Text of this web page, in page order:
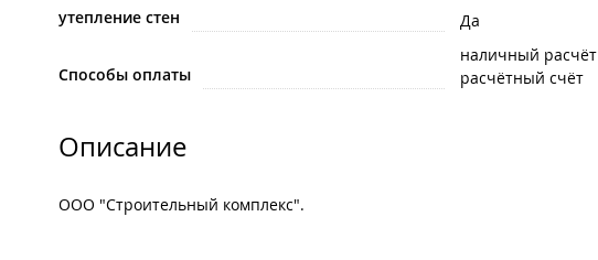
утепление стен
Да
Способы оплаты
наличный расчёт
расчётный счёт
Описание
ООО "Строительный комплекс".